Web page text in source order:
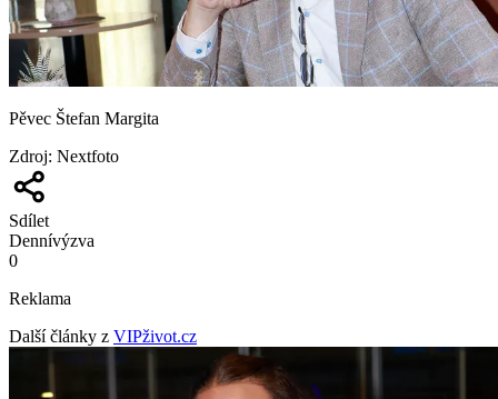
Pěvec Štefan Margita
Zdroj: Nextfoto
Sdílet
Dennívýzva
0
Reklama
Další články z VIPživot.cz